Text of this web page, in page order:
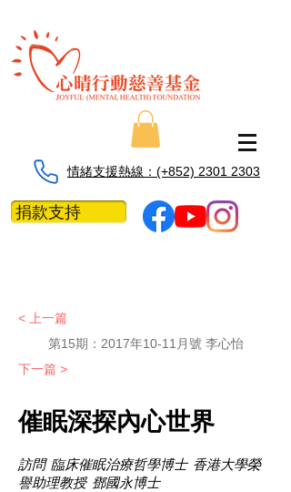
情緒支援熱線：​​(+852) 2301 2303
捐款支持
< 上一篇
第15期：2017年10-11月號 李心怡
下一篇 >
催眠深探內心世界
訪問 臨床催眠治療哲學博士 香港大學榮
譽助理教授 鄧國永博士